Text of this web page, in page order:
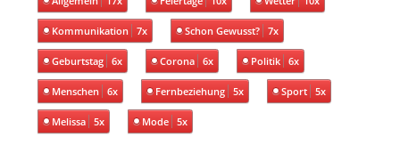
Kommunikation 7x Schon Gewusst? 7x
Geburtstag 6x Corona 6x Politik 6x
Menschen 6x Fernbeziehung 5x Sport 5x
Melissa 5x Mode 5x